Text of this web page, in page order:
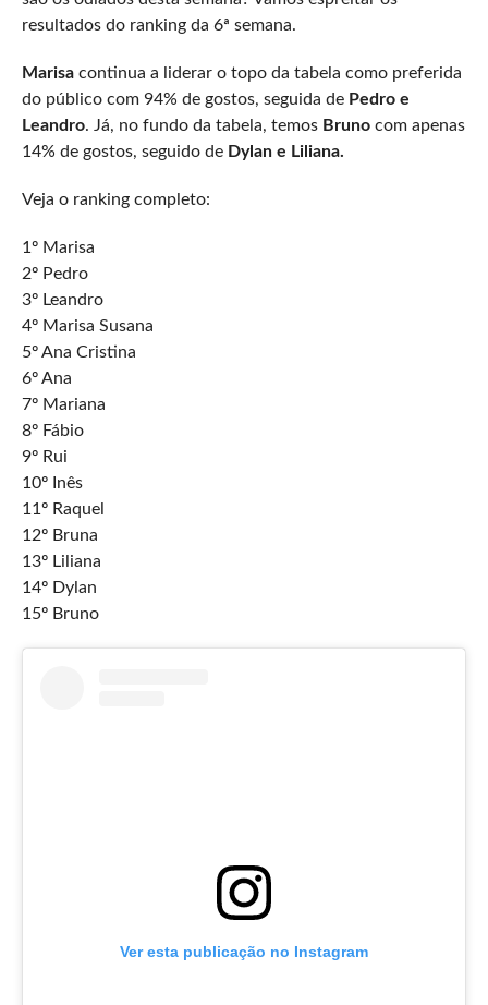
resultados do ranking da 6ª semana.
Marisacontinua a liderar o topo da tabela como preferida
do público com 94% de gostos, seguida de Pedro e
Leandro. Já, no fundo da tabela, temos Brunocom apenas
14% de gostos, seguido de Dylan e Liliana.
Veja o ranking completo:
1º Marisa
2º Pedro
3º Leandro
4º Marisa Susana
5º Ana Cristina
6º Ana
7º Mariana
8º Fábio
9º Rui
10º Inês
11º Raquel
12º Bruna
13º Liliana
14º Dylan
15º Bruno
Ver esta publicação no Instagram